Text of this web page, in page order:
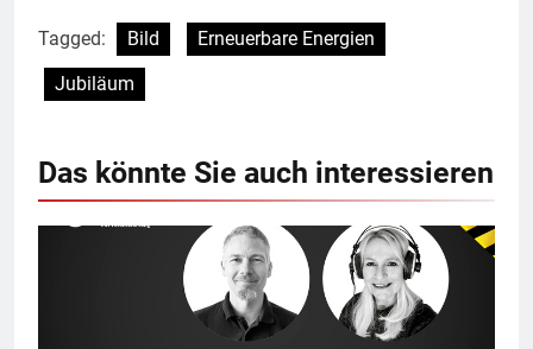
Tagged: Bild
Erneuerbare Energien
Jubiläum
Das könnte Sie auch interessieren